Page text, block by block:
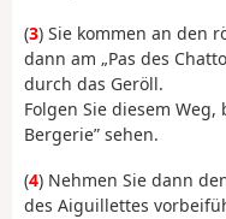
(3) Sie kommen an den
dann am „Pas des
durch das Geröll.
Folgen Sie diesem Weg,
Bergerie” sehen.
(4) Nehmen Sie dann
des Aiguillettes